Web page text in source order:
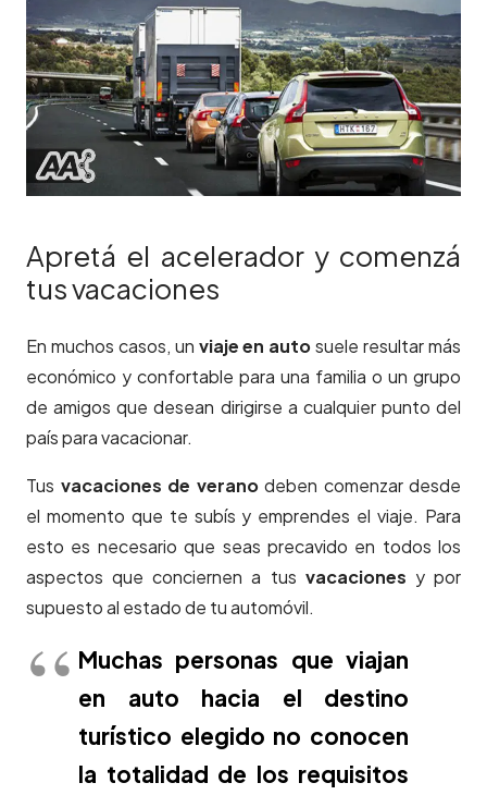
Apretá el acelerador y comenzá
tus vacaciones
En muchos casos, un viaje en autosuele resultar más
económico y confortable para una familia o un grupo
de amigos que desean dirigirse a cualquier punto del
país para vacacionar.
Tus vacaciones de veranodeben comenzar desde
el momento que te subís y emprendes el viaje. Para
esto es necesario que seas precavido en todos los
aspectos que conciernen a tus vacaciones y por
supuesto al estado de tu automóvil.
Muchas personas que viajan
en auto hacia el destino
turístico elegido no conocen
la totalidad de los requisitos